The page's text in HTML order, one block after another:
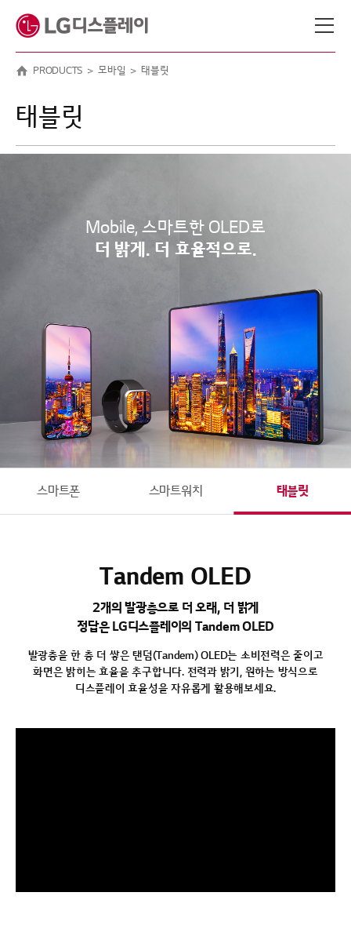
PRODUCTS 모바일 태블릿
태블릿
Mobile, 스마트한 OLED로
더 밝게. 더 효율적으로.
스마트폰 스마트워치 태블릿
Tandem OLED
2개의 발광층으로 더 오래, 더 밝게
정답은 LG디스플레이의 Tandem OLED
발광층을 한 층 더 쌓은 탠덤(Tandem) OLED는 소비전력은 줄이고
화면은 밝히는 효율을 추구합니다. 전력과 밝기, 원하는 방식으로
디스플레이 효율성을 자유롭게 활용해보세요.